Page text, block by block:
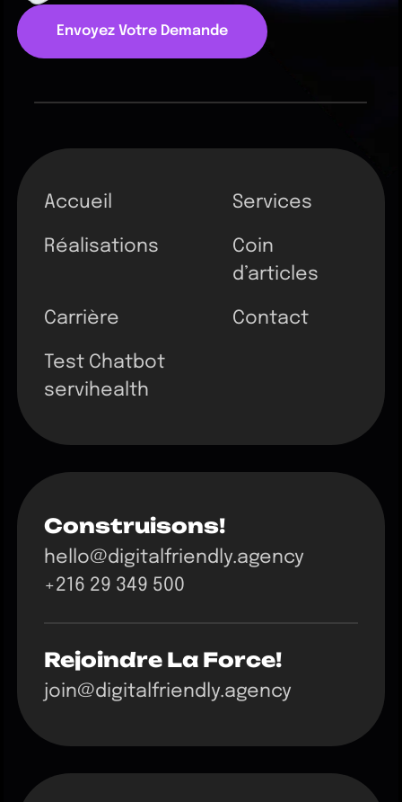
Envoyez Votre Demande
Accueil Services
Réalisations
Coin
d’articles
Carrière Contact
Test Chatbot
servihealth
Construisons!
hello@digitalfriendly.agency
+216 29 349 500
Rejoindre La Force!
join@digitalfriendly.agency